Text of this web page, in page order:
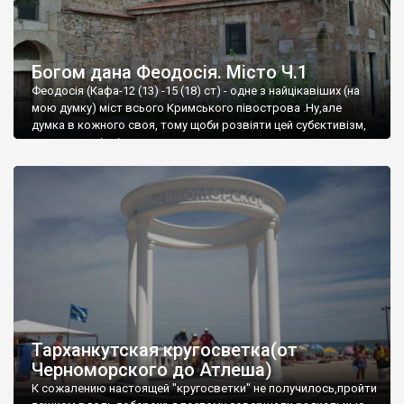
Богом дана Феодосія. Місто Ч.1
Феодосія (Кафа-12 (13) -15 (18) ст) - одне з найцікавіших (на
мою думку) міст всього Кримського півострова .Ну,але
думка в кожного своя, тому щоби розвіяти цей субєктивізм,
запрошую відвідати це
Тарханкутская кругосветка(от
Черноморского до Атлеша)
К сожалению настоящей "кругосветки" не получилось,пройти